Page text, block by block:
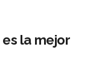
es la mejor